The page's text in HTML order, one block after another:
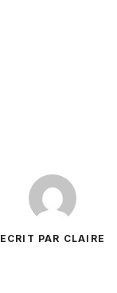
ECRIT PAR CLAIRE